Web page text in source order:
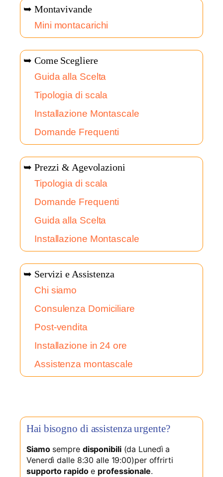
➥ Montavivande
Mini montacarichi
➥ Come Scegliere
Guida alla Scelta
Tipologia di scala
Installazione Montascale
Domande Frequenti
➥ Prezzi & Agevolazioni
Tipologia di scala
Domande Frequenti
Guida alla Scelta
Installazione Montascale
➥ Servizi e Assistenza
Chi siamo
Consulenza Domiciliare
Post-vendita
Installazione in 24 ore
Assistenza montascale
Hai bisogno di assistenza urgente?
Siamosempre disponibili(da Lunedì a
Venerdì dalle 8:30 alle 19:00)per offrirti
supporto rapidoe professionale.